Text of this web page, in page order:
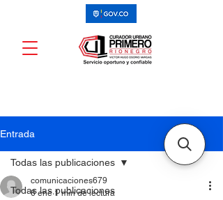
Entrada
Todas las publicaciones
Todas las publicaciones
comunicaciones679
6 ene 1 min de lectura